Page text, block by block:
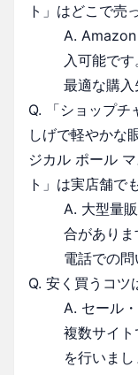
ト」はどこで売
A.
入可能で
最適な購入
Q. 「ショップ
しげで軽やかな
ジカル ポール
ト」は実店舗で
A. 大型量
合があり
電話での問
Q. 安く買うコツ
A. セール
複数サイト
を行いまし